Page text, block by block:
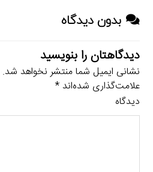
بدون دیدگاه
دیدگاهتان را بنویسید
نشانی ایمیل شما منتشر نخواهد شد.
علامت‌گذاری شده‌اند*
دیدگاه